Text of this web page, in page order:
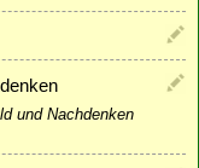
und Nachdenken